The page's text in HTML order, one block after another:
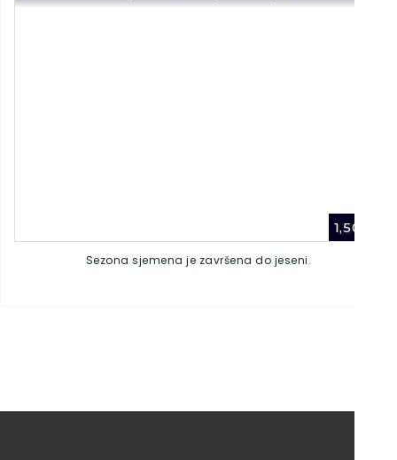
1,50
Sezona sjemena je završena do jeseni.